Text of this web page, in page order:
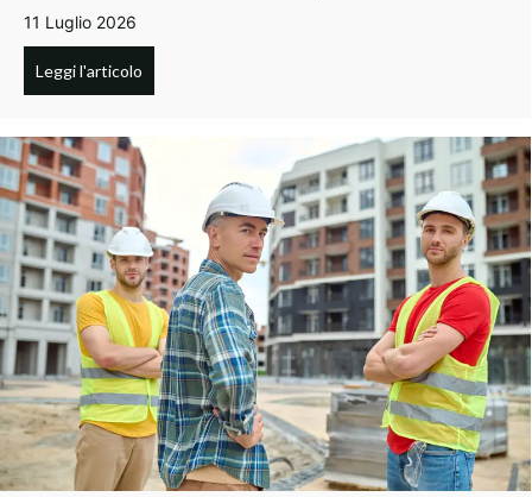
11 Luglio 2026
Leggi l'articolo